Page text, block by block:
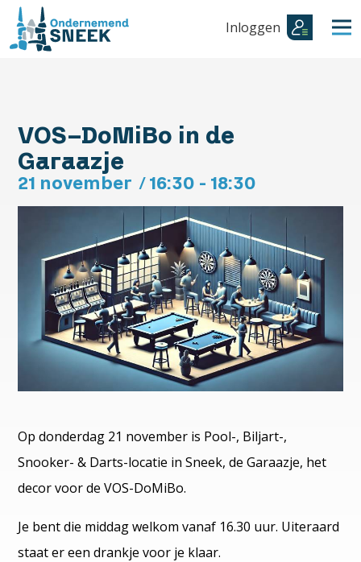
Inloggen
VOS-DoMiBo in de
Garaazje
21 november / 16:30 - 18:30
Op donderdag 21 november is Pool-, Biljart-,
Snooker- & Darts-locatie in Sneek, de Garaazje, het
decor voor de VOS-DoMiBo.
Je bent die middag welkom vanaf 16.30 uur. Uiteraard
staat er een drankje voor je klaar.